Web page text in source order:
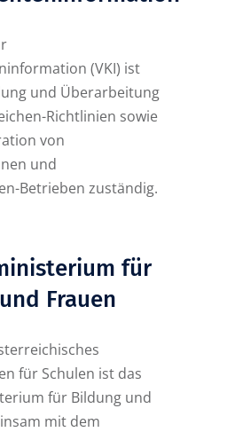
(VKI) ist
und Überarbeitung
Richtlinien sowie
von
und
Betrieben zuständig.
für
Frauen
für Schulen ist das
für Bildung und
mit dem